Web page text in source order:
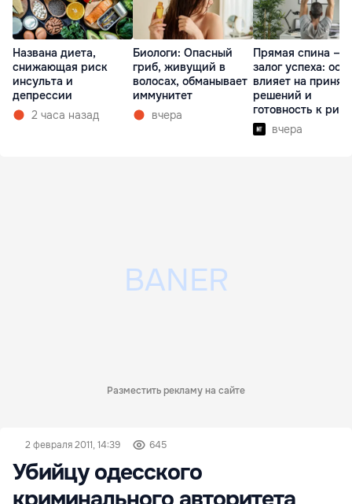
Названа диета,
снижающая риск
инсульта и
депрессии
2 часа назад
Биологи: Опасный
гриб, живущий в
волосах, обманывает
иммунитет
вчера
Прямая спина —
залог успеха:
влияет на
решений и
готовность к
вчера
Разместить рекламу на сайте
2 февраля 2011, 14:39 645
Убийцу одесского